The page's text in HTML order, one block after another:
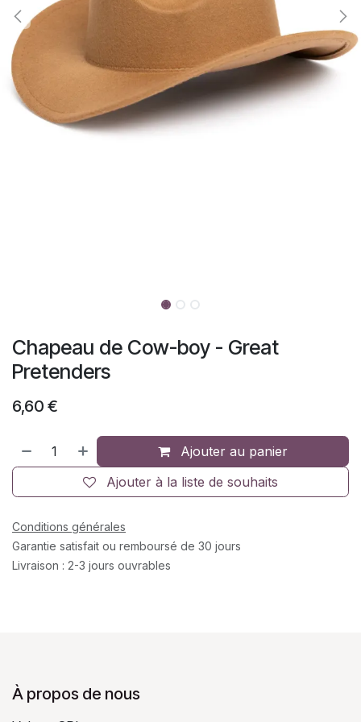
Chapeau de Cow-boy - Great
Pretenders
6,60 €
Ajouter au panier
Ajouter à la liste de souhaits
Conditions générales
Garantie satisfait ou remboursé de 30 jours
Livraison : 2-3 jours ouvrables
À propos de nous